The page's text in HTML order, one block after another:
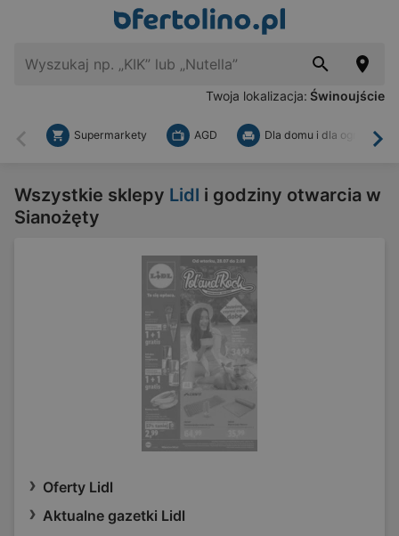
Twoja lokalizacja: Świnoujście
Wstecz
Supermarkety AGD Dla domu i dla ogrodu
Wszystkie sklepy Lidl i godziny otwarcia w
Sianożęty
Oferty Lidl
Aktualne gazetki Lidl